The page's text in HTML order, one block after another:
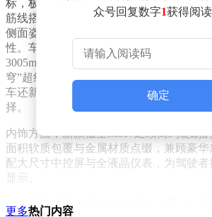
标，极具辨识度与文化质感。平直硬朗
筋线搭配厚重的前越野护板，传承了猛
侧面姿态方正魁梧，宽体轮眉、平直贯
性。车身尺寸为5100/1998/1899（1919/
3005mm，不同版本车身高度略有差异。
穹”超红LED尾灯，搭配外挂式备胎设计
车还新增专属“乌兰橙”车身配色，进一
择。
内饰方面，新款猛士M817延续简约硬朗
面积软质包覆与金属材质点缀，兼顾豪
配大尺寸中控屏与全液晶仪表，为驾驶
显示。
动力系统是新款猛士M817的一大亮点。
众号回复数字1获得阅
确定
更多热门内容